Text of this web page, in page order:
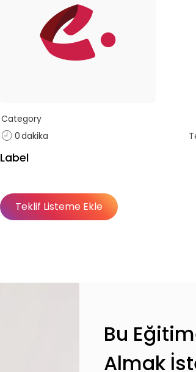
Category
0dakika
Label
Teklif Listeme Ekle
Bu
Almak